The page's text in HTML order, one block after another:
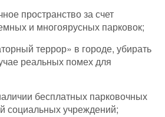
пространство за счет
и многоярусных парковок;
террор» в городе, убирать
реальных помех для
бесплатных парковочных
социальных учреждений;